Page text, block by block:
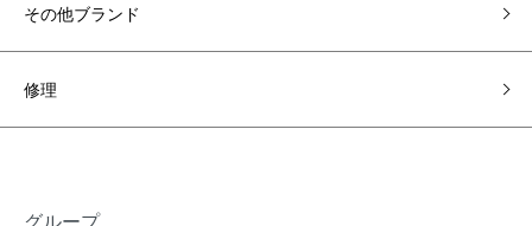
その他ブランド
修理